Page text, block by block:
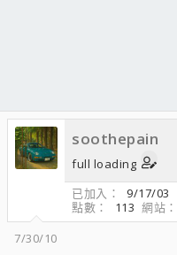
soothepain
full loading
已加入
9/17/03
點數
113 網站
7/30/10